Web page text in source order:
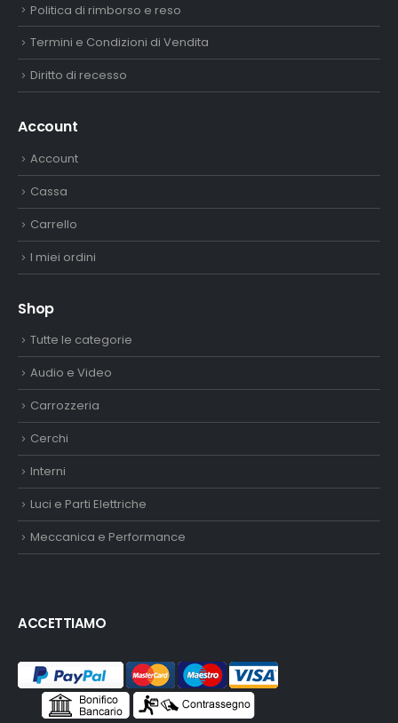
Politica di rimborso e reso
Termini e Condizioni di Vendita
Diritto di recesso
Account
Account
Cassa
Carrello
I miei ordini
Shop
Tutte le categorie
Audio e Video
Carrozzeria
Cerchi
Interni
Luci e Parti Elettriche
Meccanica e Performance
ACCETTIAMO